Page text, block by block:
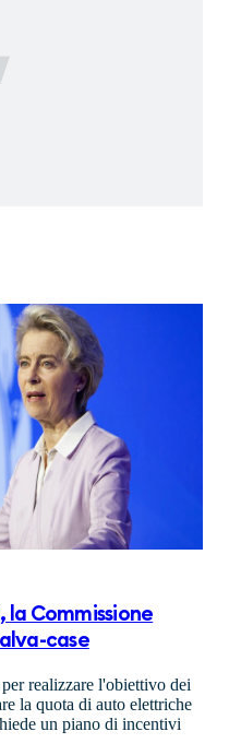
la Commissione
case
realizzare l'obiettivo dei
la quota di auto elettriche
un piano di incentivi